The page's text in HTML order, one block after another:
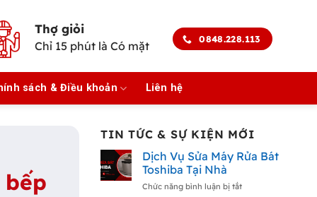
Thợ giỏi
Chỉ 15 phút là Có mặt 0848.228.113
sách & Điều khoản Liên hệ
bếp
TIN TỨC & SỰ KIỆN MỚI
Dịch Vụ Sửa Máy Rửa Bát
Toshiba Tại Nhà
Chức năng bình luận bị tắtở